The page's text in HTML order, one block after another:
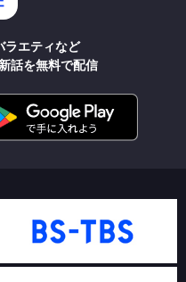
ラエティなど
話を無料で配信